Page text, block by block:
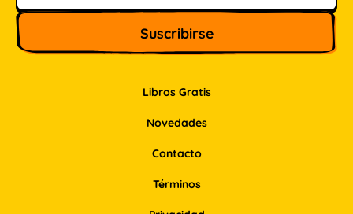
Libros Gratis
Novedades
Contacto
Términos